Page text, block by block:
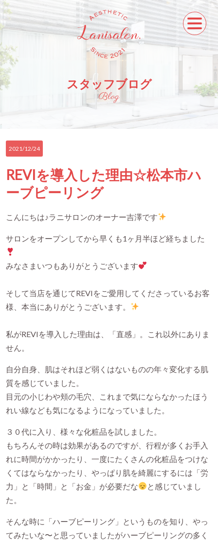
スタッフブログ
Blog
2021/12/24
REVIを導入した理由☆松本市ハ
ーブピーリング
こんにちは♪ラニサロンのオーナー吉澤です
サロンをオープンしてから早くも1ヶ月半ほど経ちました
みなさまいつもありがとうございます
そして当店を通じてREVIをご愛用してくださっているお客
様、本当にありがとうございます。
私がREVIを導入した理由は、「直感」。これ以外にありま
せん。
自分自身、肌はそれほど弱くはないものの年々変化する肌
質を感じていました。
目元の小じわや頬の毛穴、これまで気にならなかったほう
れい線なども気になるようになっていました。
３０代に入り、様々な化粧品を試しました。
もちろんその時は効果があるのですが、行程が多くお手入
れに時間がかかったり、一度にたくさんの化粧品をつけな
くてはならなかったり、やっぱり肌を綺麗にするには「労
力」と「時間」と「お金」が必要だな
と感じていまし
た。
そんな時に「ハーブピーリング」というものを知り、やっ
てみたいな〜と思っていましたがハーブピーリングの多く